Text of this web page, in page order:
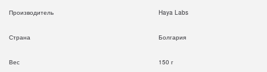
Производитель Haya Labs
Страна Болгария
Вес 150 г